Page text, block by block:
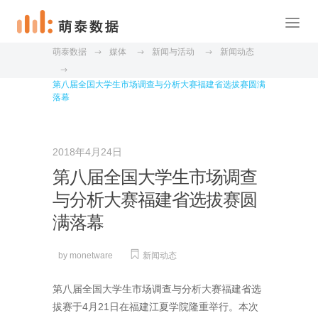
萌泰数据 媒体 新闻与活动 新闻动态
第八届全国大学生市场调查与分析大赛福建省选拔赛圆满
落幕
2018年4月24日
第八届全国大学生市场调查
与分析大赛福建省选拔赛圆
满落幕
by monetware 新闻动态
第八届全国大学生市场调查与分析大赛福建省选
拔赛于4月21日在福建江夏学院隆重举行。本次